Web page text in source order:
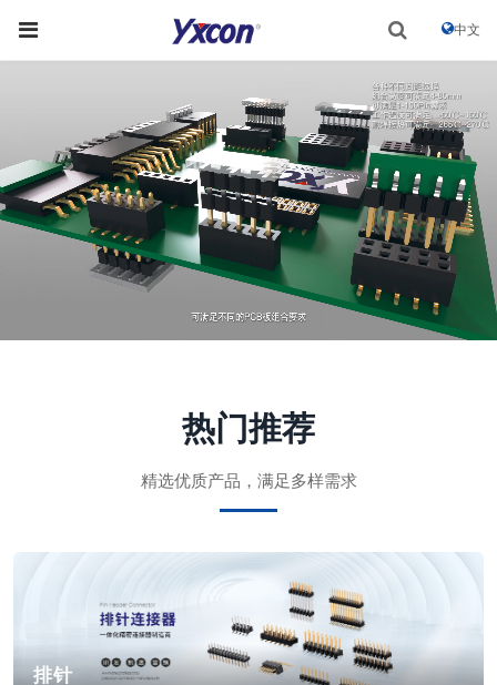
中文
热门推荐
精选优质产品，满足多样需求
排针